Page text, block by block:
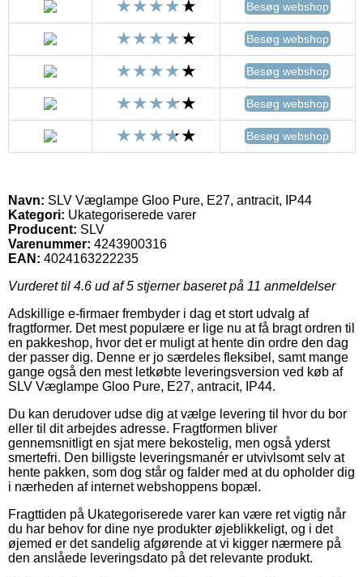
Besøg webshop
Besøg webshop
Besøg webshop
Besøg webshop
Besøg webshop
Navn: SLV Væglampe Gloo Pure, E27, antracit, IP44
Kategori: Ukategoriserede varer
Producent: SLV
Varenummer: 4243900316
EAN: 4024163222235
Vurderet til 4.6 ud af 5 stjerner baseret på 11 anmeldelser
Adskillige e-firmaer frembyder i dag et stort udvalg af
fragtformer. Det mest populære er lige nu at få bragt ordren til
en pakkeshop, hvor det er muligt at hente din ordre den dag
der passer dig. Denne er jo særdeles fleksibel, samt mange
gange også den mest letkøbte leveringsversion ved køb af
SLV Væglampe Gloo Pure, E27, antracit, IP44.
Du kan derudover udse dig at vælge levering til hvor du bor
eller til dit arbejdes adresse. Fragtformen bliver
gennemsnitligt en sjat mere bekostelig, men også yderst
smertefri. Den billigste leveringsmanér er utvivlsomt selv at
hente pakken, som dog står og falder med at du opholder dig
i nærheden af internet webshoppens bopæl.
Fragttiden på Ukategoriserede varer kan være ret vigtig når
du har behov for dine nye produkter øjeblikkeligt, og i det
øjemed er det sandelig afgørende at vi kigger nærmere på
den anslåede leveringsdato på det relevante produkt.